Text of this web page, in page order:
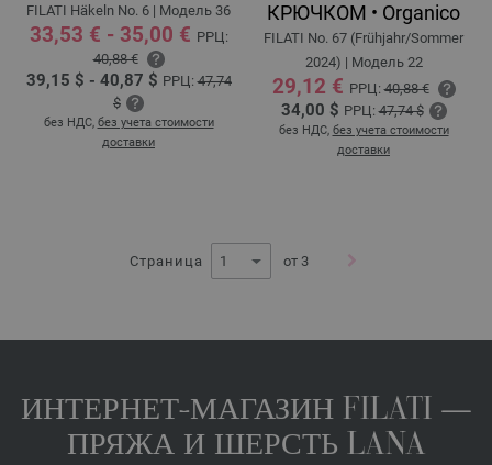
FILATI Häkeln No. 6 | Модель 36
33,53 € - 35,00 € РРЦ:
40,88 €
39,15 $ - 40,87 $ РРЦ:47,74
$
без НДС, без учета стоимости
доставки
КРЮЧКОМ • Organico
FILATI No. 67 (Frühjahr/Sommer
2024) | Модель 22
29,12 € РРЦ:40,88 €
34,00 $ РРЦ:47,74 $
без НДС, без учета стоимости
доставки
Страница от 3
ИНТЕРНЕТ-МАГАЗИН FILATI —
ПРЯЖА И ШЕРСТЬ LANA